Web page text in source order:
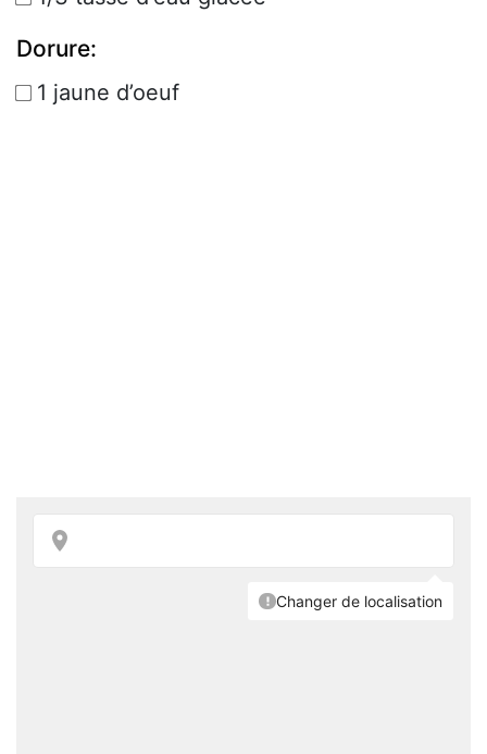
Dorure:
1 jaune d’oeuf